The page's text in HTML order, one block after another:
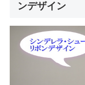
ンデザイン